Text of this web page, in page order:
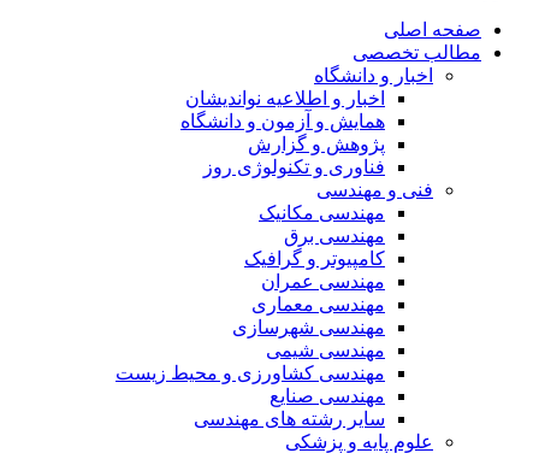
صفحه اصلی
مطالب تخصصی
اخبار و دانشگاه
اخبار و اطلاعیه نواندیشان
همایش و آزمون و دانشگاه
پژوهش و گزارش
فناوری و تکنولوژی روز
فنی و مهندسی
مهندسی مکانیک
مهندسی برق
کامپیوتر و گرافیک
مهندسی عمران
مهندسی معماری
مهندسی شهرسازی
مهندسی شیمی
مهندسی کشاورزی و محیط زیست
مهندسی صنایع
سایر رشته های مهندسی
علوم پایه و پزشکی